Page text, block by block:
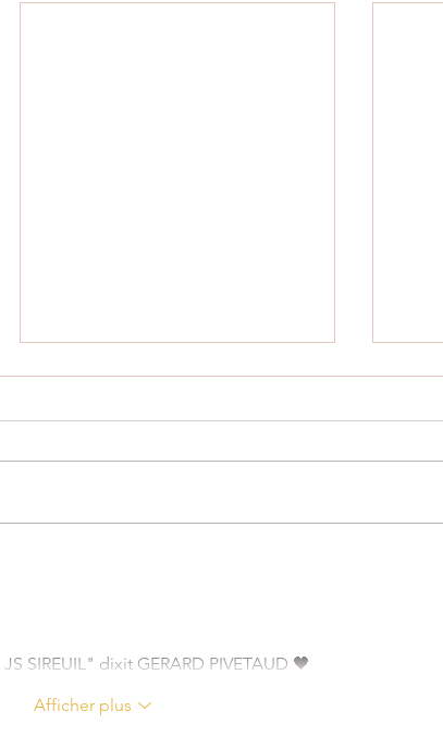
SIREUIL" dixit GERARD PIVETAUD 🖤
Afficher plus